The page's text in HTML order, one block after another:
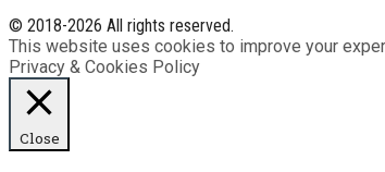
© 2018-2026 All rights reserved.
This website uses cookies to improve your
Privacy & Cookies Policy
Close